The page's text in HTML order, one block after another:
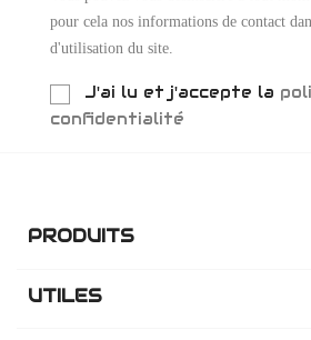
pour cela nos informations de contact
d'utilisation du site.
J'ai lu et j'accepte la
confidentialité
PRODUITS
UTILES